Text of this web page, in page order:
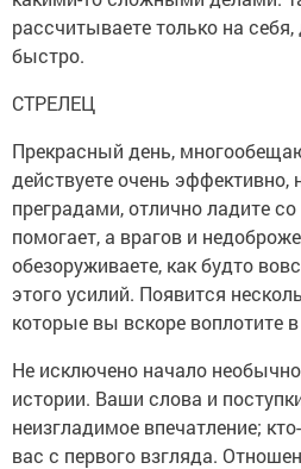
рассчитываете только на
быстро.
СТРЕЛЕЦ
Прекрасный день,
действуете очень эффективно,
преградами, отлично ладите
помогает, а врагов и
обезоруживаете, как будто
этого усилий. Появится
которые вы вскоре воплотите
Не исключено начало
истории. Ваши слова и
неизгладимое впечатление;
вас с первого взгляда.